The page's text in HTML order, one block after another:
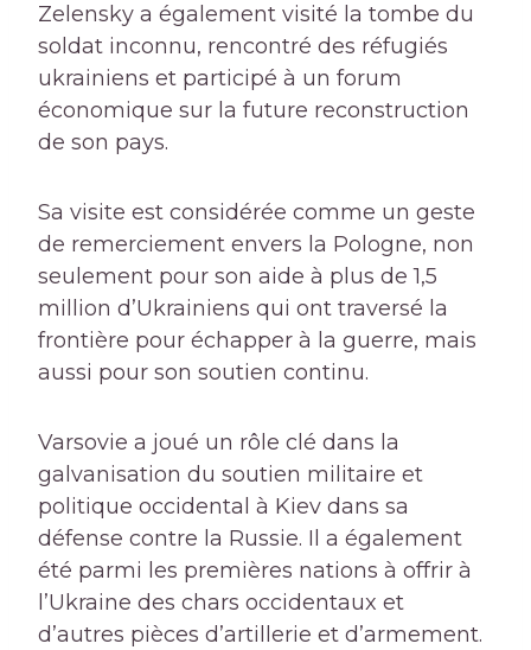
Zelensky a également visité la tombe du
soldat inconnu, rencontré des réfugiés
ukrainiens et participé à un forum
économique sur la future reconstruction
de son pays.
Sa visite est considérée comme un geste
de remerciement envers la Pologne, non
seulement pour son aide à plus de 1,5
million d’Ukrainiens qui ont traversé la
frontière pour échapper à la guerre, mais
aussi pour son soutien continu.
Varsovie a joué un rôle clé dans la
galvanisation du soutien militaire et
politique occidental à Kiev dans sa
défense contre la Russie. Il a également
été parmi les premières nations à offrir à
l’Ukraine des chars occidentaux et
d’autres pièces d’artillerie et d’armement.